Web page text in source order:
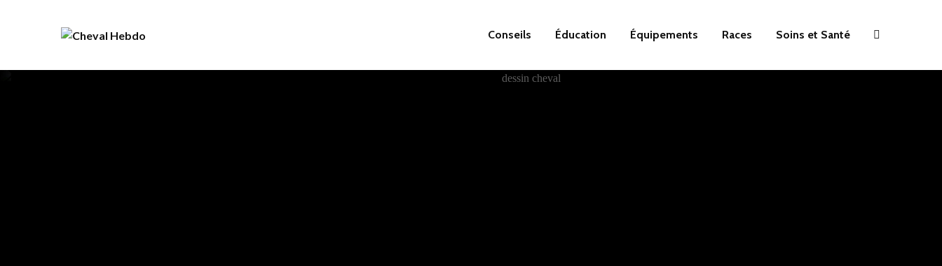
Conseils Éducation Équipements Races Soins et Santé